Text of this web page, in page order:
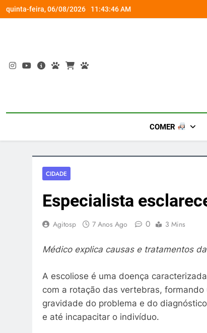
Skip
to
quinta-feira, 06/08/2026 11:43:47 AM
gamer gratuita
COMER
CIDADE
Especialista
Agitosp 7 Anos Ago 0 3 Mins
Médico explica causas e tratamentos
A escoliose é uma doença
com a rotação das vertebras,
gravidade do problema e do
e até incapacitar o indivíduo.